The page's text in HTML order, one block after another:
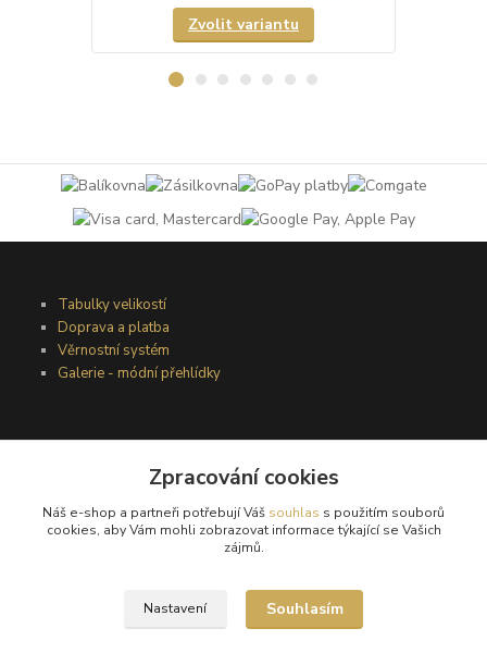
Zvolit variantu
Tabulky velikostí
Doprava a platba
Věrnostní systém
Galerie - módní přehlídky
Obchodní podmínky
Ochrana osobních údajů
Kontakty
Reklamační řád
Zpracování cookies
Náš e-shop a partneři potřebují Váš souhlas s použitím souborů
cookies, aby Vám mohli zobrazovat informace týkající se Vašich
zájmů.
Nastavení Souhlasím